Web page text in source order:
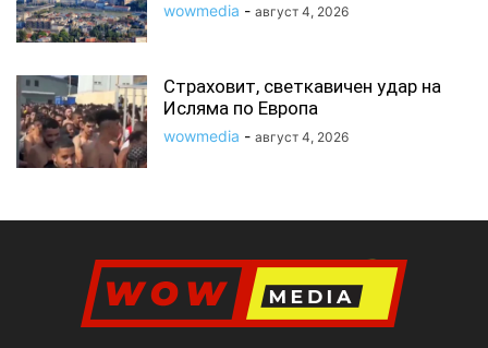
wowmedia - август 4, 2026
Страховит, светкавичен удар на
Исляма по Европа
wowmedia - август 4, 2026